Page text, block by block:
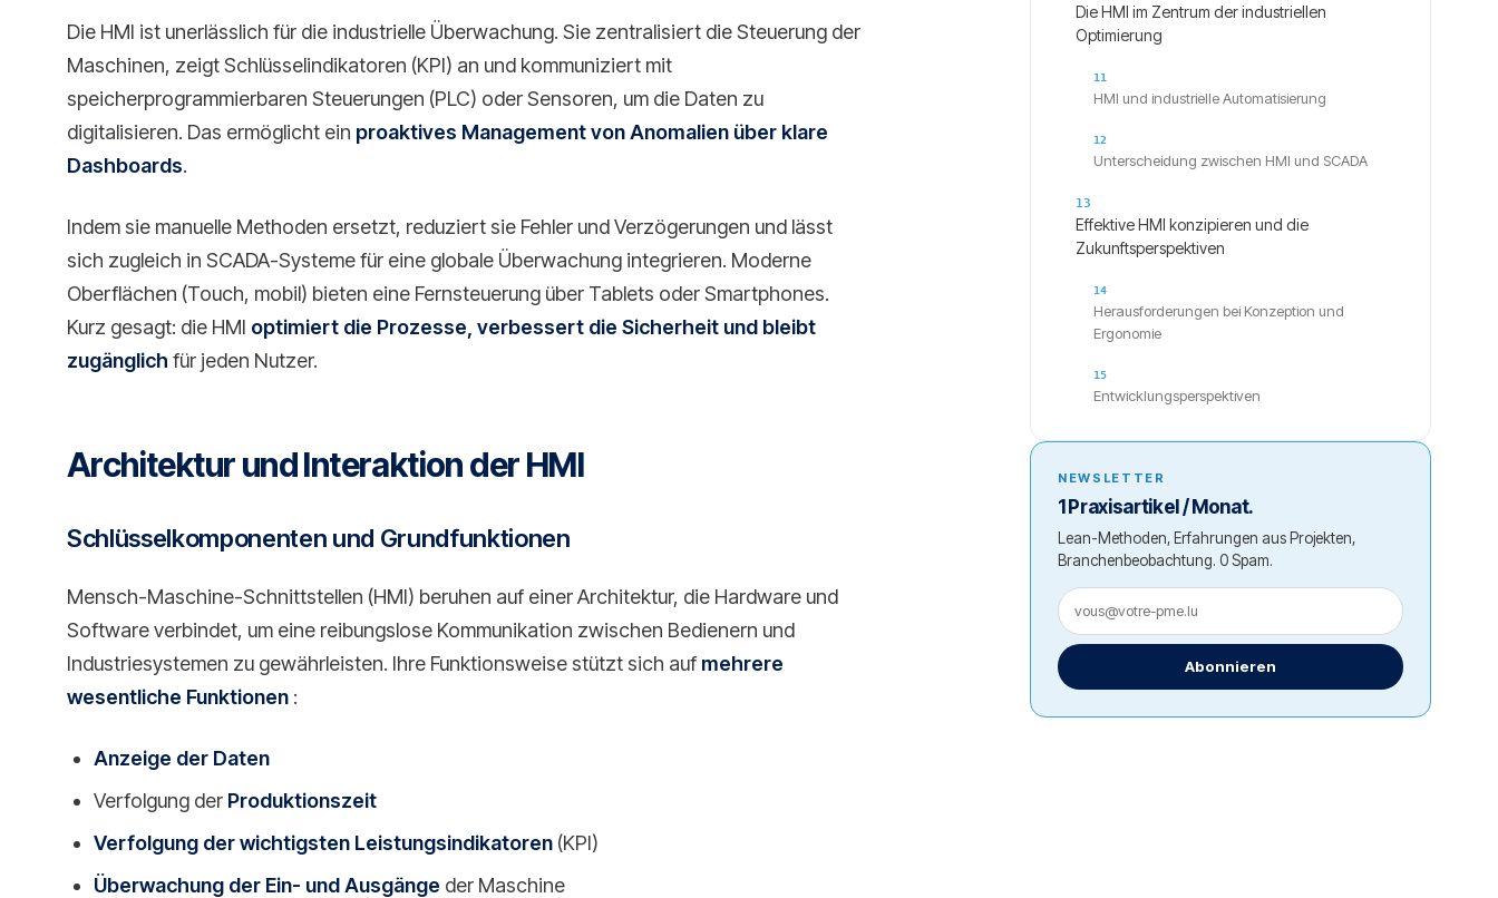
Die HMI ist unerlässlich für die industrielle Überwachung. Sie zentralisiert die Steuerung der
Maschinen, zeigt Schlüsselindikatoren (KPI) an und kommuniziert mit
speicherprogrammierbaren Steuerungen (PLC) oder Sensoren, um die Daten zu
digitalisieren. Das ermöglicht ein proaktives Management von Anomalien über klare
Dashboards.
Indem sie manuelle Methoden ersetzt, reduziert sie Fehler und Verzögerungen und lässt
sich zugleich in SCADA-Systeme für eine globale Überwachung integrieren. Moderne
Oberflächen (Touch, mobil) bieten eine Fernsteuerung über Tablets oder Smartphones.
Kurz gesagt: die HMI optimiert die Prozesse, verbessert die Sicherheit und bleibt
zugänglich für jeden Nutzer.
Architektur und Interaktion der HMI
Schlüsselkomponenten und Grundfunktionen
Mensch-Maschine-Schnittstellen (HMI) beruhen auf einer Architektur, die Hardware und
Software verbindet, um eine reibungslose Kommunikation zwischen Bedienern und
Industriesystemen zu gewährleisten. Ihre Funktionsweise stützt sich auf mehrere
wesentliche Funktionen :
Anzeige der Daten
Verfolgung der Produktionszeit
Verfolgung der wichtigsten Leistungsindikatoren (KPI)
Überwachung der Ein- und Ausgänge der Maschine
Die HMI im Zentrum der industriellen
Optimierung
HMI und industrielle Automatisierung
Unterscheidung zwischen HMI und SCADA
Effektive HMI konzipieren und die
Zukunftsperspektiven
Herausforderungen bei Konzeption und
Ergonomie
Entwicklungsperspektiven
NEWSLETTER
1 Praxisartikel / Monat.
Lean-Methoden, Erfahrungen aus Projekten,
Branchenbeobachtung. 0 Spam.
Abonnieren